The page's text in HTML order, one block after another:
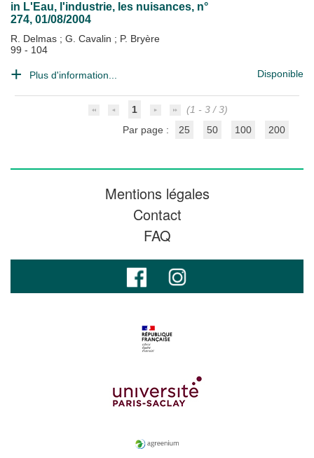
in L'Eau, l'industrie, les nuisances, n°
274, 01/08/2004
R. Delmas ; G. Cavalin ; P. Bryère
99 - 104
Plus d'information... Disponible
1
(1 - 3 / 3)
Par page :
25 50 100 200
Mentions légales
Contact
FAQ